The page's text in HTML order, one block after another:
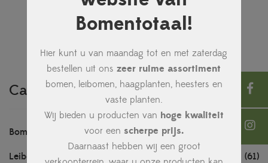
Bomentotaal!
Hier kunt u van maandag tot en met zaterdag
bestellen uit onszeer ruime assortiment
bomen, leibomen, haagplanten, heesters en
vaste planten.
Wij bieden u producten van hoge kwaliteit
voor een scherpe prijs.
Daarnaast hebben wij een groot
Categorieën
Bomen (202)
Leibomen (61)